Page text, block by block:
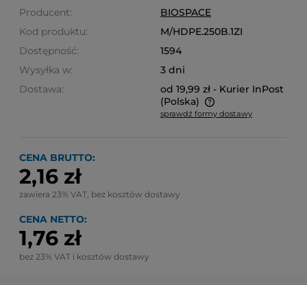
Producent:
BIOSPACE
Kod produktu:
M/HDPE.250B.1ZI
Dostępność:
1594
Wysyłka w:
3 dni
Dostawa:
od 19,99 zł - Kurier InPost
(Polska)
Cena nie zawiera ewentualnych kosztów płatności
sprawdź formy dostawy
CENA BRUTTO:
2,16 zł
zawiera 23% VAT, bez kosztów dostawy
CENA NETTO:
1,76 zł
bez 23% VAT i kosztów dostawy